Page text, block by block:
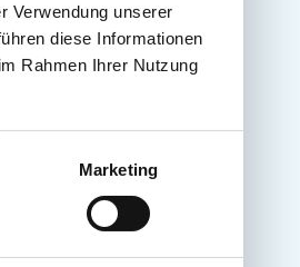
Verwendung unserer
diese Informationen
Rahmen Ihrer Nutzung
Marketing